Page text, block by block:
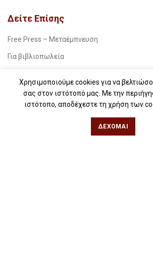
Δείτε Επίσης
Free Press – Μεταέμπνευση
Για βιβλιοπωλεία
Για δημοσιογράφους
Για σχολεία
Χρησιμοποιούμε cookies για να
σας στον ιστότοπό μας. Με την
ιστότοπο, αποδέχεστε τη χρήση των
ΔΈΧΟΜΑΙ